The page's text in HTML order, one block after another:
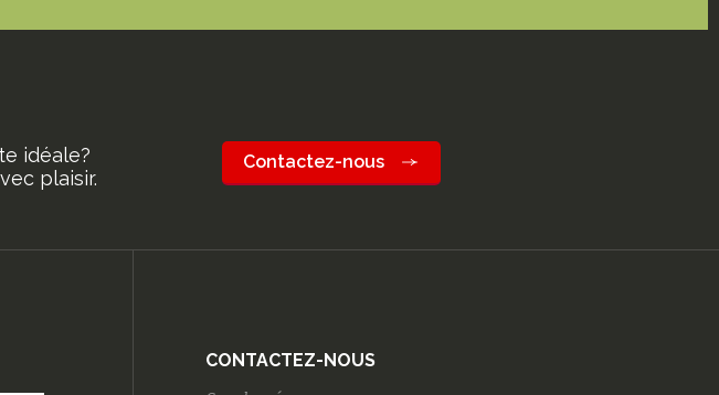
idéale?
plaisir.
Contactez-nous
CONTACTEZ-NOUS